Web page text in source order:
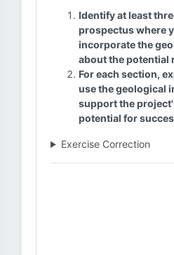
Identify at least
prospectus where
incorporate the
about the potential
For each section,
use the geological
support the
potential for
Exercise Correction